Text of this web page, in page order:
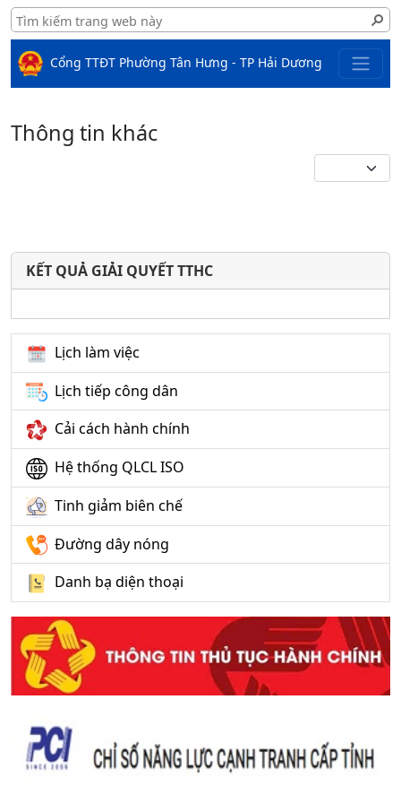
Cổng TTĐT Phường Tân Hưng - TP Hải Dương
Thông tin khác
KẾT QUẢ GIẢI QUYẾT TTHC
Lịch làm việc
Lịch tiếp công dân
Cải cách hành chính
Hệ thống QLCL ISO
Tinh giảm biên chế
Đường dây nóng
Danh bạ diện thoại